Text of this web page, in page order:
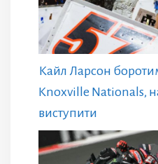
Кайл Ларсон
Knoxville Nationals,
виступити